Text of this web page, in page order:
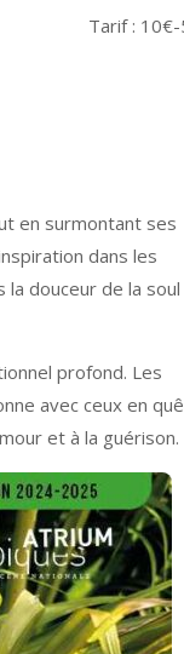
Tarif :
en surmontant ses
dans les
douceur de la soul
profond. Les
avec ceux en
et à la guérison.